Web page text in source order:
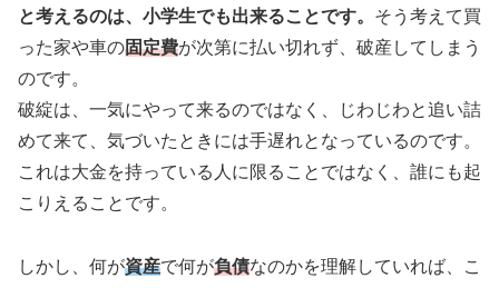
と考えるのは、小学生でも出来ることです。 そう考えて買
った家や車の固定費が次第に払い切れず、破産してしまう
のです。
破綻は、一気にやって来るのではなく、じわじわと追い詰
めて来て、気づいたときには手遅れとなっているのです。
これは大金を持っている人に限ることではなく、誰にも起
こりえることです。
しかし、何が資産で何が負債なのかを理解していれば、こ